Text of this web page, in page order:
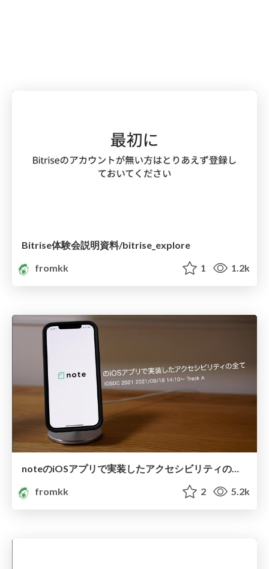
Bitrise体験会説明資料/bitrise_explore
fromkk
1 1.2k
noteのiOSアプリで実装したアクセシビリティの全て #iosdc #a /a11y_with_iOS_App_on_note
fromkk
2 5.2k